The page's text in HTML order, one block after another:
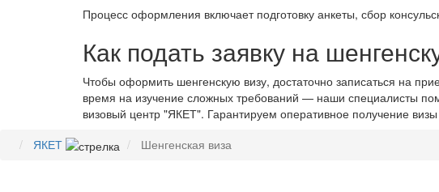
Процесс оформления включает подготовку анкеты, сбор
Как подать заявку на
Чтобы оформить шенгенскую визу, достаточно записаться на
время на изучение сложных требований — наши специалисты
визовый центр "ЯКЕТ". Гарантируем оперативное получение
ЯКЕТ
Шенгенская виза